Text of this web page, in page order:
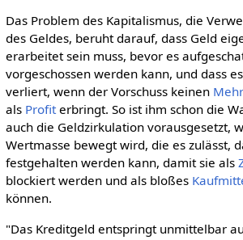
Das Problem des Kapitalismus, die
des Geldes, beruht darauf, dass Geld
erarbeitet sein muss, bevor es
vorgeschossen werden kann, und dass
verliert, wenn der Vorschuss keinen
als Profiterbringt. So ist ihm schon die
auch die Geldzirkulation vorausgesetzt,
Wertmasse bewegt wird, die es zulässt,
festgehalten werden kann, damit sie als
blockiert werden und als bloßes
können.
"Das Kreditgeld entspringt unmittelbar